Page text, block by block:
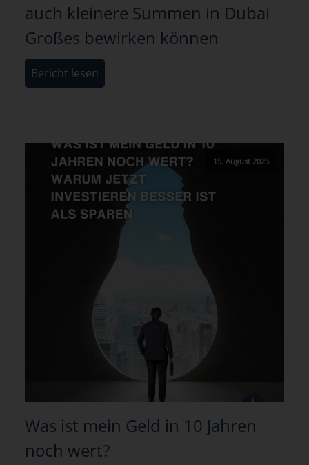
auch kleinere Summen in Dubai
Großes bewirken können
Bericht lesen
15. August 2025
Was ist mein Geld in 10 Jahren
noch wert?